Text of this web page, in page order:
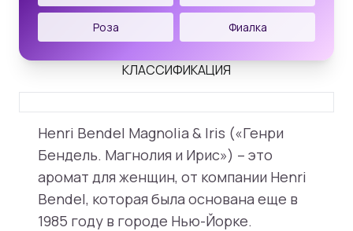
Роза Фиалка
КЛАССИФИКАЦИЯ
Henri Bendel Magnolia & Iris («Генри
Бендель. Магнолия и Ирис») – это
аромат для женщин, от компании Henri
Bendel, которая была основана еще в
1985 году в городе Нью-Йорке.